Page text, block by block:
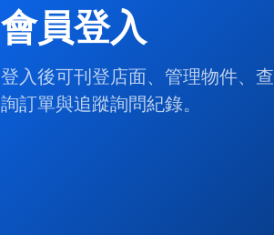
會員登入
登入後可刊登店面、管理物件、查
詢訂單與追蹤詢問紀錄。